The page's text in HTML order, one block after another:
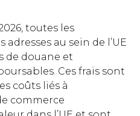
toutes les
au sein de l’UE
de douane et
Ces frais sont
coûts liés à
commerce